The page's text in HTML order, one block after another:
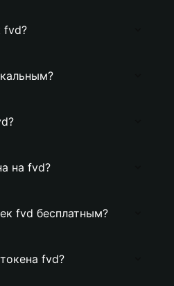
fvd?
на fvd?
fvd бесплатным?
fvd?